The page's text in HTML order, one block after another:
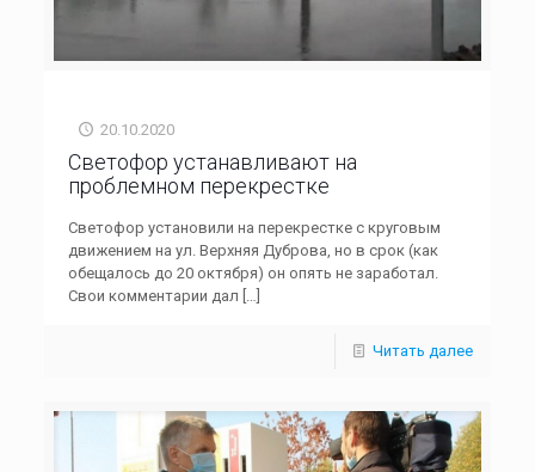
20.10.2020
Светофор устанавливают на
проблемном перекрестке
Светофор установили на перекрестке с круговым
движением на ул. Верхняя Дуброва, но в срок (как
обещалось до 20 октября) он опять не заработал.
Свои комментарии дал […]
Читать далее